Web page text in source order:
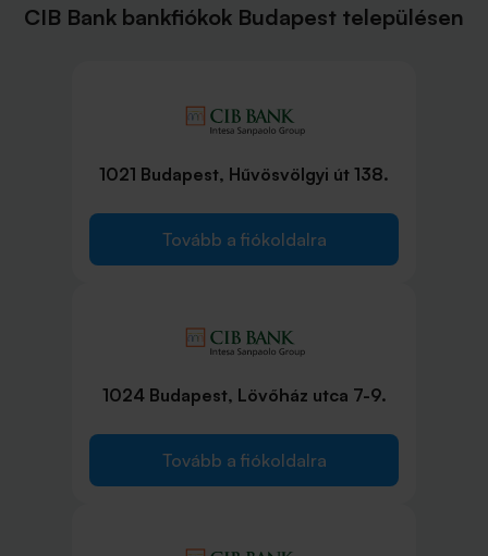
CIB Bank bankfiókok Budapest településen
1021 Budapest, Hűvösvölgyi út 138.
Tovább a fiókoldalra
1024 Budapest, Lövőház utca 7-9.
Tovább a fiókoldalra